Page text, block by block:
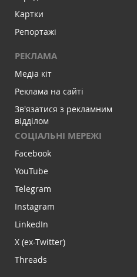
Картки
Репортажі
РЕКЛАМА
Медіа кіт
Реклама на сайті
Зв'язатися з рекламним
відділом
СОЦІАЛЬНІ МЕРЕЖІ
Facebook
YouTube
Telegram
Instagram
LinkedIn
X (ex-Twitter)
Threads